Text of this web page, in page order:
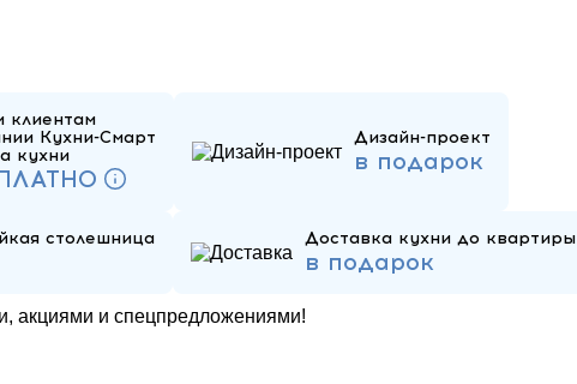
клиентам
Кухни-Смарт
кухни
Дизайн-проект
в подарок
столешница Доставка кухни до квартиры
в подарок
акциями и спецпредложениями!